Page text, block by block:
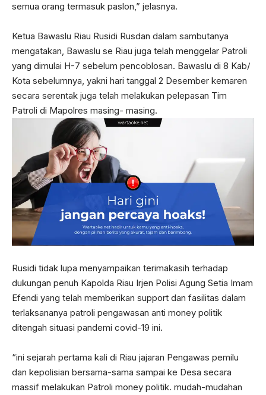
semua orang termasuk paslon,” jelasnya.
Ketua Bawaslu Riau Rusidi Rusdan dalam sambutanya
mengatakan, Bawaslu se Riau juga telah menggelar Patroli
yang dimulai H-7 sebelum pencoblosan. Bawaslu di 8 Kab/
Kota sebelumnya, yakni hari tanggal 2 Desember kemaren
secara serentak juga telah melakukan pelepasan Tim
Patroli di Mapolres masing- masing.
Rusidi tidak lupa menyampaikan terimakasih terhadap
dukungan penuh Kapolda Riau Irjen Polisi Agung Setia Imam
Efendi yang telah memberikan support dan fasilitas dalam
terlaksananya patroli pengawasan anti money politik
ditengah situasi pandemi covid-19 ini.
“ini sejarah pertama kali di Riau jajaran Pengawas pemilu
dan kepolisian bersama-sama sampai ke Desa secara
massif melakukan Patroli money politik. mudah-mudahan